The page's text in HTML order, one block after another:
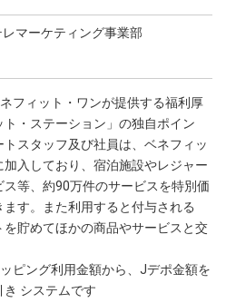
マーケティング事業部
フィット・ワンが提供する福利厚
・ステーション」の独自ポイン
トスタッフ及び社員は、ベネフィッ
加入しており、宿泊施設やレジャー
等、約90万件のサービスを特別価
す。また利用すると付与される
を貯めてほかの商品やサービスと交
ピング利用金額から、Jデポ金額を
システムです